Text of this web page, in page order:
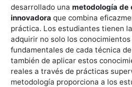
desarrollado una metodología de
innovadora que combina
práctica. Los estudiantes tienen
adquirir no solo los
fundamentales de cada técnica
también de aplicar estos
reales a través de prácticas
metodología proporciona a los